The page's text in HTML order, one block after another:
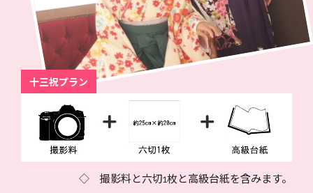
十三祝プラン
◇ 撮影料と六切1枚と高級台紙を含みます。